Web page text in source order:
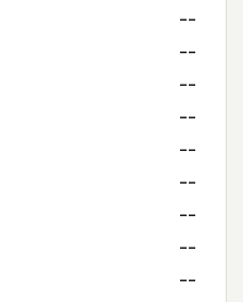
--
--
--
--
--
--
--
--
--